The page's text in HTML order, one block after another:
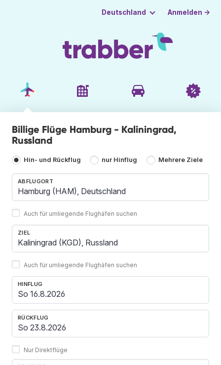
Deutschland Anmelden →
Billige Flüge Hamburg - Kaliningrad,
Russland
Hin- und Rückflug nur Hinflug Mehrere Ziele
ABFLUGORT
Auch für umliegende Flughäfen suchen
ZIEL
Auch für umliegende Flughäfen suchen
HINFLUG
RÜCKFLUG
Nur Direktflüge